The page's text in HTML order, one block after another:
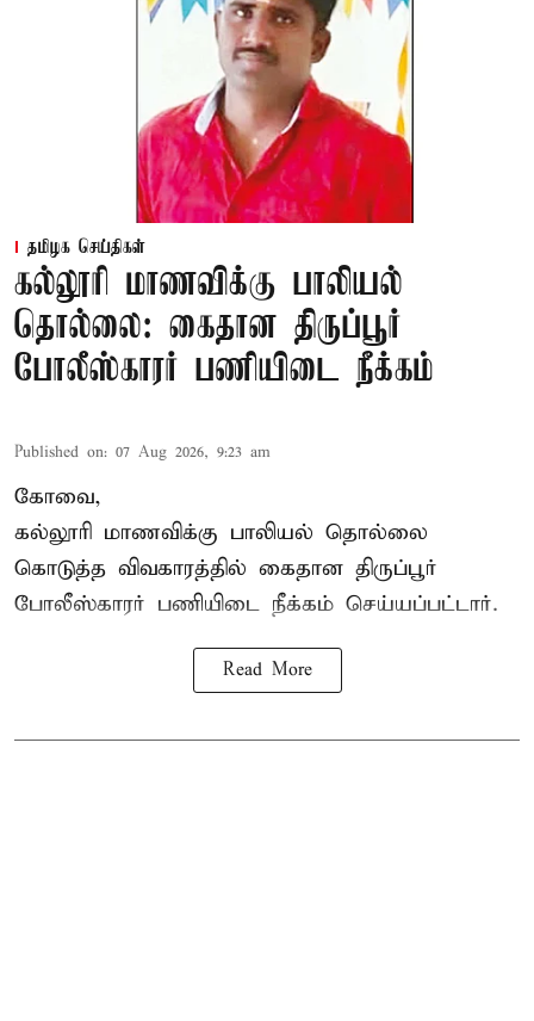
தமிழக செய்திகள்
கல்லூரி மாணவிக்கு பாலியல்
தொல்லை: கைதான திருப்பூர்
போலீஸ்காரர் பணியிடை நீக்கம்
Published on: 07 Aug 2026, 9:23 am
கோவை,
கல்லூரி மாணவிக்கு பாலியல் தொல்லை
கொடுத்த விவகாரத்தில் கைதான திருப்பூர்
போலீஸ்காரர் பணியிடை நீக்கம் செய்யப்பட்டார்.
Read More